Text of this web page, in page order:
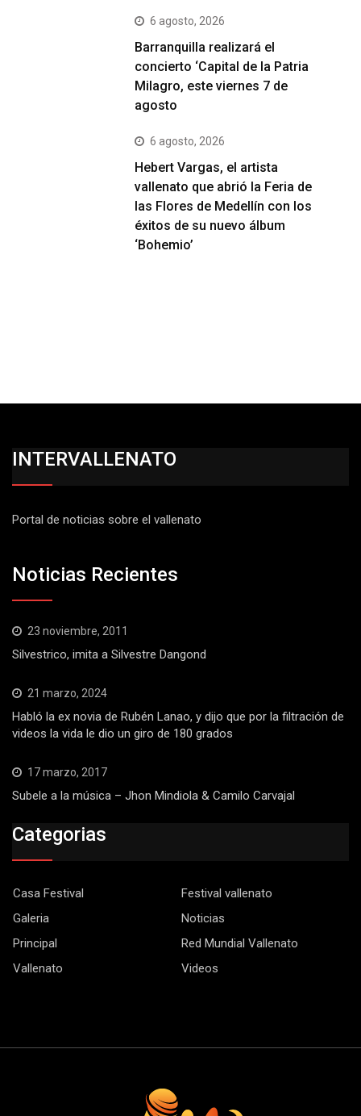
6 agosto, 2026
Barranquilla realizará el
concierto ‘Capital de la Patria
Milagro, este viernes 7 de
agosto
6 agosto, 2026
Hebert Vargas, el artista
vallenato que abrió la Feria de
las Flores de Medellín con los
éxitos de su nuevo álbum
‘Bohemio’
INTERVALLENATO
Portal de noticias sobre el vallenato
Noticias Recientes
23 noviembre, 2011
Silvestrico, imita a Silvestre Dangond
21 marzo, 2024
Habló la ex novia de Rubén Lanao, y dijo que por la filtración de
videos la vida le dio un giro de 180 grados
17 marzo, 2017
Subele a la música – Jhon Mindiola & Camilo Carvajal
Categorias
Casa Festival
Festival vallenato
Galeria
Noticias
Principal
Red Mundial Vallenato
Vallenato
Videos